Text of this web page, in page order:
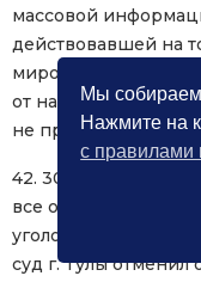
массовой
действовавшей на
мировой судья
от наказания в
не представляют
42. 30 июня 2011 г.
все обвинения и
уголовного дела. В
суд г. Тулы
Мы
Нажмите на
с правилами